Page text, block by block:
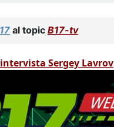
al topic B17-tv
Sergey Lavrov